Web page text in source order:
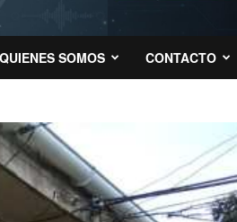
QUIENES SOMOS CONTACTO